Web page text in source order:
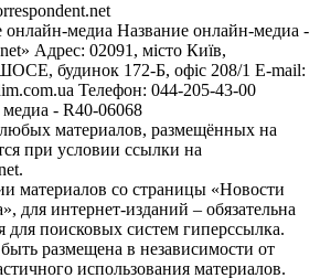
онлайн-медиа Название онлайн-медиа -
Адрес: 02091, місто Київ,
будинок 172-Б, офіс 208/1 E-mail:
Телефон: 044-205-43-00
- R40-06068
материалов, размещённых на
при условии ссылки на
материалов со страницы «Новости
для интернет-изданий – обязательна
для поисковых систем гиперссылка.
размещена в независимости от
использования материалов.